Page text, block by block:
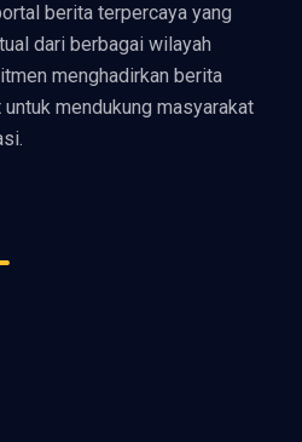
berita terpercaya yang
dari berbagai wilayah
menghadirkan berita
mendukung masyarakat